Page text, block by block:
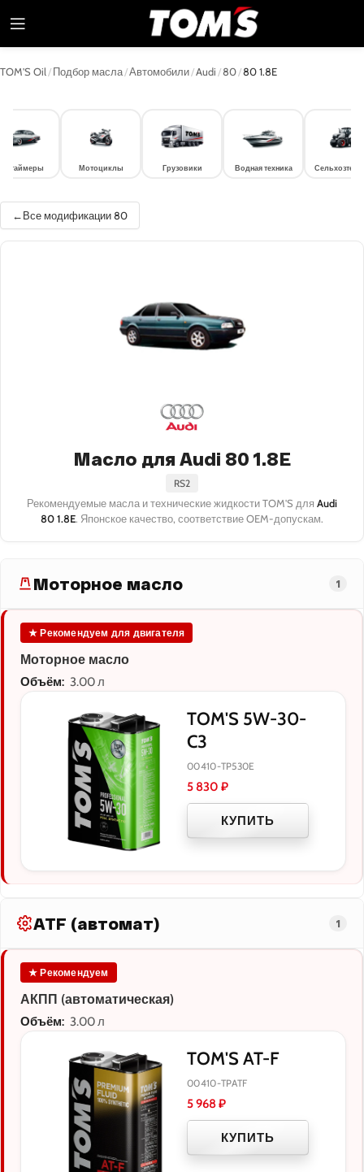
TOM'S Oil /Подбор масла/Автомобили/Audi /80/80 1.8E
Мотоциклы Грузовики Водная техника
Все модификации 80
Масло для Audi 80 1.8E
RS2
Рекомендуемые масла и технические жидкости TOM'S для Audi
80 1.8E. Японское качество, соответствие OEM-допускам.
Моторное масло 1
★ Рекомендуем для двигателя
Моторное масло
Объём: 3.00 л
TOM'S 5W-30-
C3
00410-TP530E
5 830 ₽
КУПИТЬ
ATF (автомат) 1
★ Рекомендуем
АКПП (автоматическая)
Объём: 3.00 л
TOM'S AT-F
00410-TPATF
5 968₽
КУПИТЬ